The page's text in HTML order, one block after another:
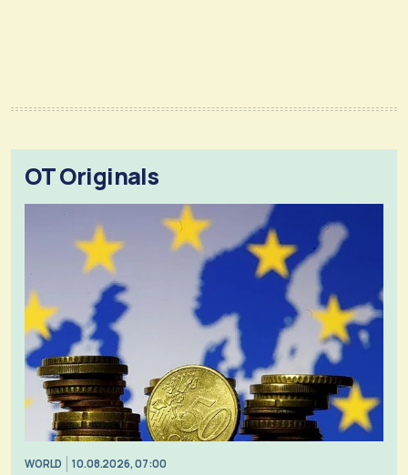
OT Originals
WORLD 10.08.2026, 07:00